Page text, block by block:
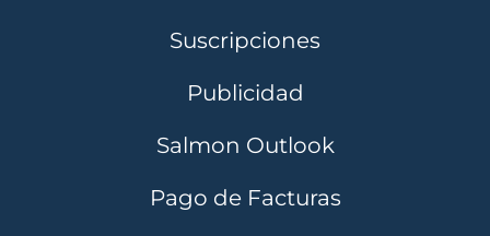
Suscripciones
Publicidad
Salmon Outlook
Pago de Facturas